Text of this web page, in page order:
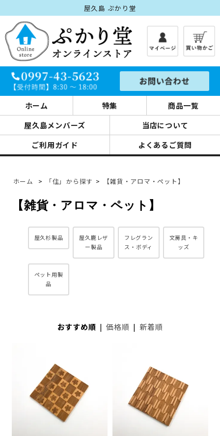
屋久島 ぷかり堂
ホーム 特集
商品一覧
屋久島メンバーズ
当店について
ご利用ガイド
よくあるご質問
ホーム > 「住」から探す > 【雑貨・アロマ・ペット】
【雑貨・アロマ・ペット】
屋久杉製品
屋久鹿レザ
ー製品
フレグラン
ス・ボディ
文房具・キ
ッズ
ペット用製
品
おすすめ順 |価格順 | 新着順